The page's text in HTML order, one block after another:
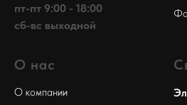
пт-пт 9:00 - 18:00
сб-вс выходной
О нас
О компании